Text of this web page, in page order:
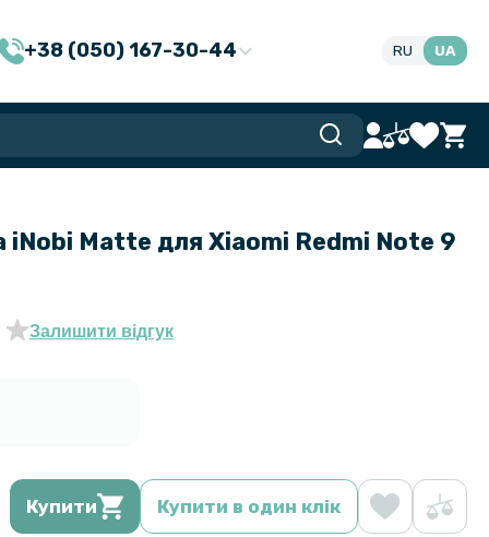
+38 (050) 167-30-44 RU UA
iNobi Matte для Xiaomi Redmi Note 9
Залишити відгук
Купити Купити в один клік